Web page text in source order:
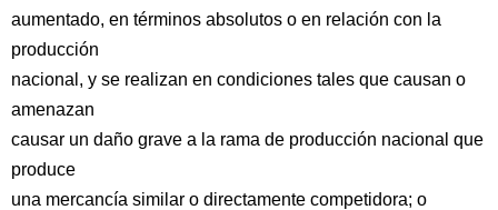
aumentado, en términos absolutos o en relación con la
producción
nacional, y se realizan en condiciones tales que causan o
amenazan
causar un daño grave a la rama de producción nacional que
produce
una mercancía similar o directamente competidora; o